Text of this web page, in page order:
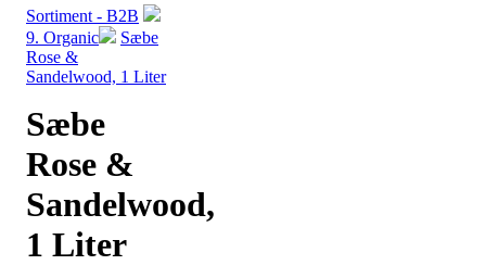
Sortiment - B2B
9. Organic
Sæbe
Rose &
Sandelwood, 1 Liter
Sæbe
Rose &
Sandelwood,
1 Liter